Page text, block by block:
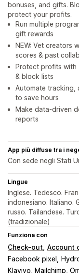
bonuses, and gifts.
protect your profits.
Run multiple
gift rewards
NEW: Vet creators
scores & past
Protect profits with
& block lists
Automate tracking,
to save hours
Make data-driven
reports
App più diffuse tra i
Con sede negli Stati
Lingue
Inglese. Tedesco.
indonesiano. Italiano.
russo. Tailandese.
(tradizionale)
Funziona con
Check-out Account
Facebook pixel
Klaviyo, Mailchimp,